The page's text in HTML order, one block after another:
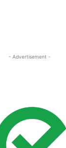
- Advertisement -